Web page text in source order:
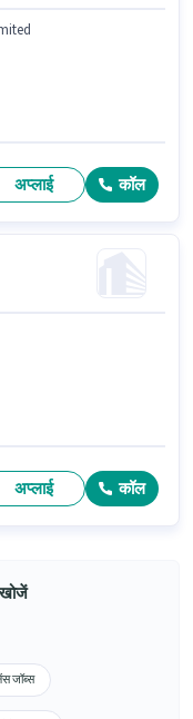
अप्लाई कॉल
अप्लाई कॉल
जॉब्स